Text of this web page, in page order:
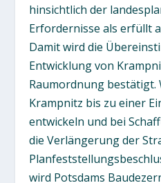
hinsichtlich der
Erfordernisse als erfüllt
Damit wird die
Entwicklung von
Raumordnung bestätigt.
Krampnitz bis zu einer
entwickeln und bei
die Verlängerung der
wird Potsdams